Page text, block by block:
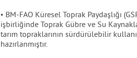
• BM-FAO Küresel Toprak Paydaşlığı
işbirliğinde Toprak Gübre ve Su
tarım topraklarının sürdürülebilir
hazırlanmıştır.